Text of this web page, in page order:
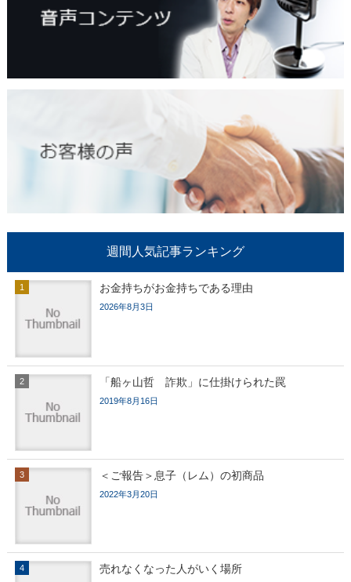
週間人気記事ランキング
お金持ちがお金持ちである理由
2026年8月3日
「船ヶ山哲 詐欺」に仕掛けられた罠
2019年8月16日
＜ご報告＞息子（レム）の初商品
2022年3月20日
売れなくなった人がいく場所